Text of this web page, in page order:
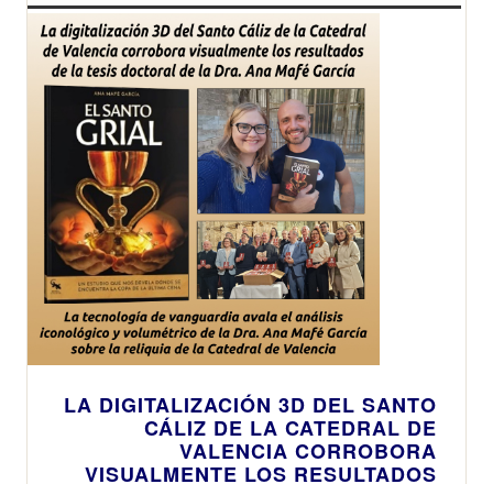
LA DIGITALIZACIÓN 3D DEL SANTO
CÁLIZ DE LA CATEDRAL DE
VALENCIA CORROBORA
VISUALMENTE LOS RESULTADOS